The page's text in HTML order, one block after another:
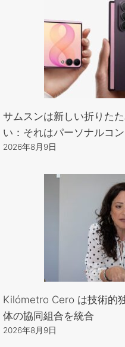
サムスンは新しい折りた
い：それはパーソナルコ
2026年8月9日
Kilómetro Cero は技術的
体の協同組合を統合
2026年8月9日